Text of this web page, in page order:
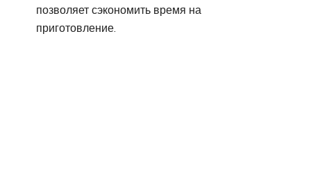
позволяет сэкономить время на
приготовление.